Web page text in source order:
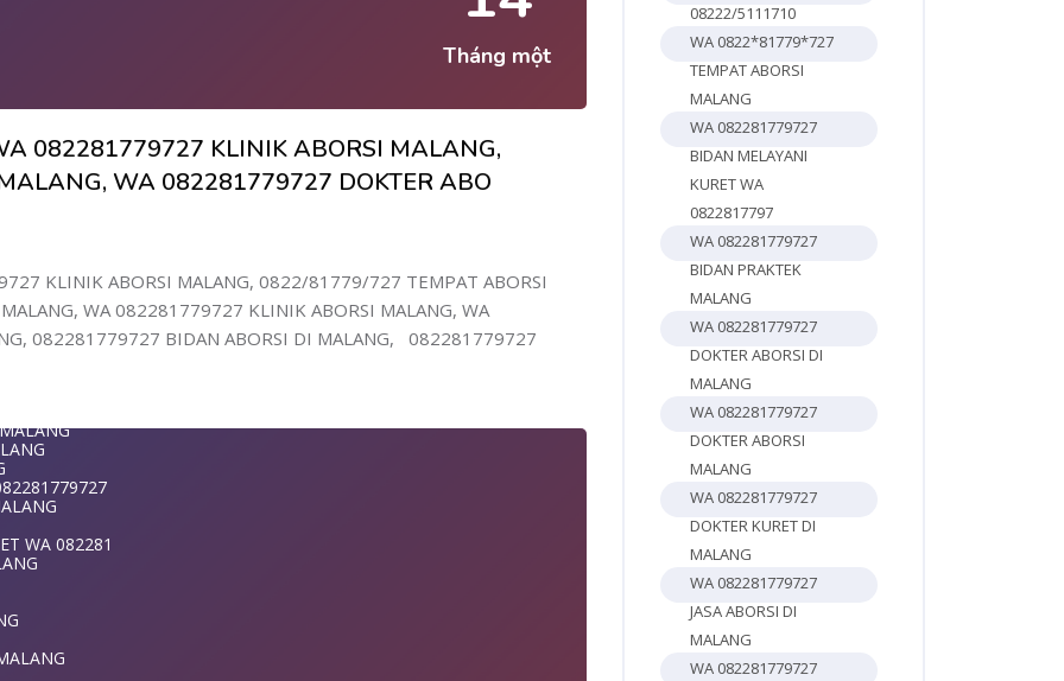
Tháng một
082281779727 KLINIK ABORSI MALANG,
WA 082281779727 DOKTER ABO
KLINIK ABORSI MALANG, 0822/81779/727 TEMPAT ABORSI
WA 082281779727 KLINIK ABORSI MALANG, WA
082281779727 BIDAN ABORSI DI MALANG, 082281779727
0822817797
727 K
MALANG
WA 082281
KLINIK
TE
08228177
08222/5111710
WA 0822*81779*727
TEMPAT ABORSI
MALANG
WA 082281779727
BIDAN MELAYANI
KURET WA
0822817797
WA 082281779727
BIDAN PRAKTEK
MALANG
WA 082281779727
DOKTER ABORSI DI
MALANG
WA 082281779727
DOKTER ABORSI
MALANG
WA 082281779727
DOKTER KURET DI
MALANG
WA 082281779727
JASA ABORSI DI
MALANG
WA 082281779727